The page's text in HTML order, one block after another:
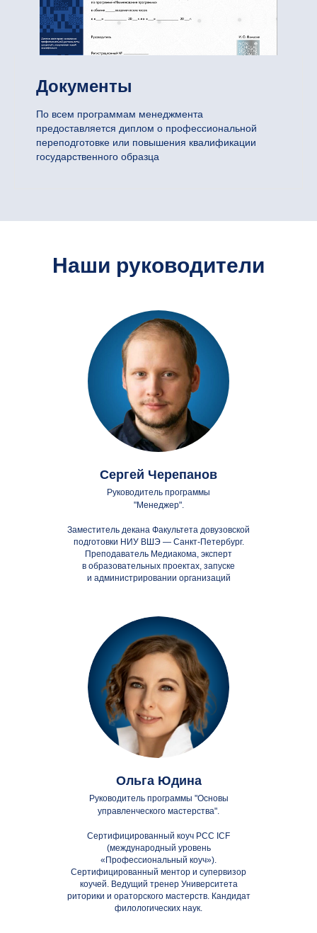
Документы
По всем программам менеджмента
предоставляется диплом о профессиональной
переподготовке или повышения квалификации
государственного образца
Наши руководители
Сергей Черепанов
Руководитель программы
"Менеджер".
Заместитель декана Факультета довузовской
подготовки НИУ ВШЭ — Санкт-Петербург.
Преподаватель Медиакома, эксперт
в образовательных проектах, запуске
и администрировании организаций
Ольга Юдина
Руководитель программы "Основы
управленческого мастерства".
Cертифицированный коуч РСС ICF
(международный уровень
«Профессиональный коуч»).
Сертифицированный ментор и супервизор
коучей. Ведущий тренер Университета
риторики и ораторского мастерств. Кандидат
филологических наук.